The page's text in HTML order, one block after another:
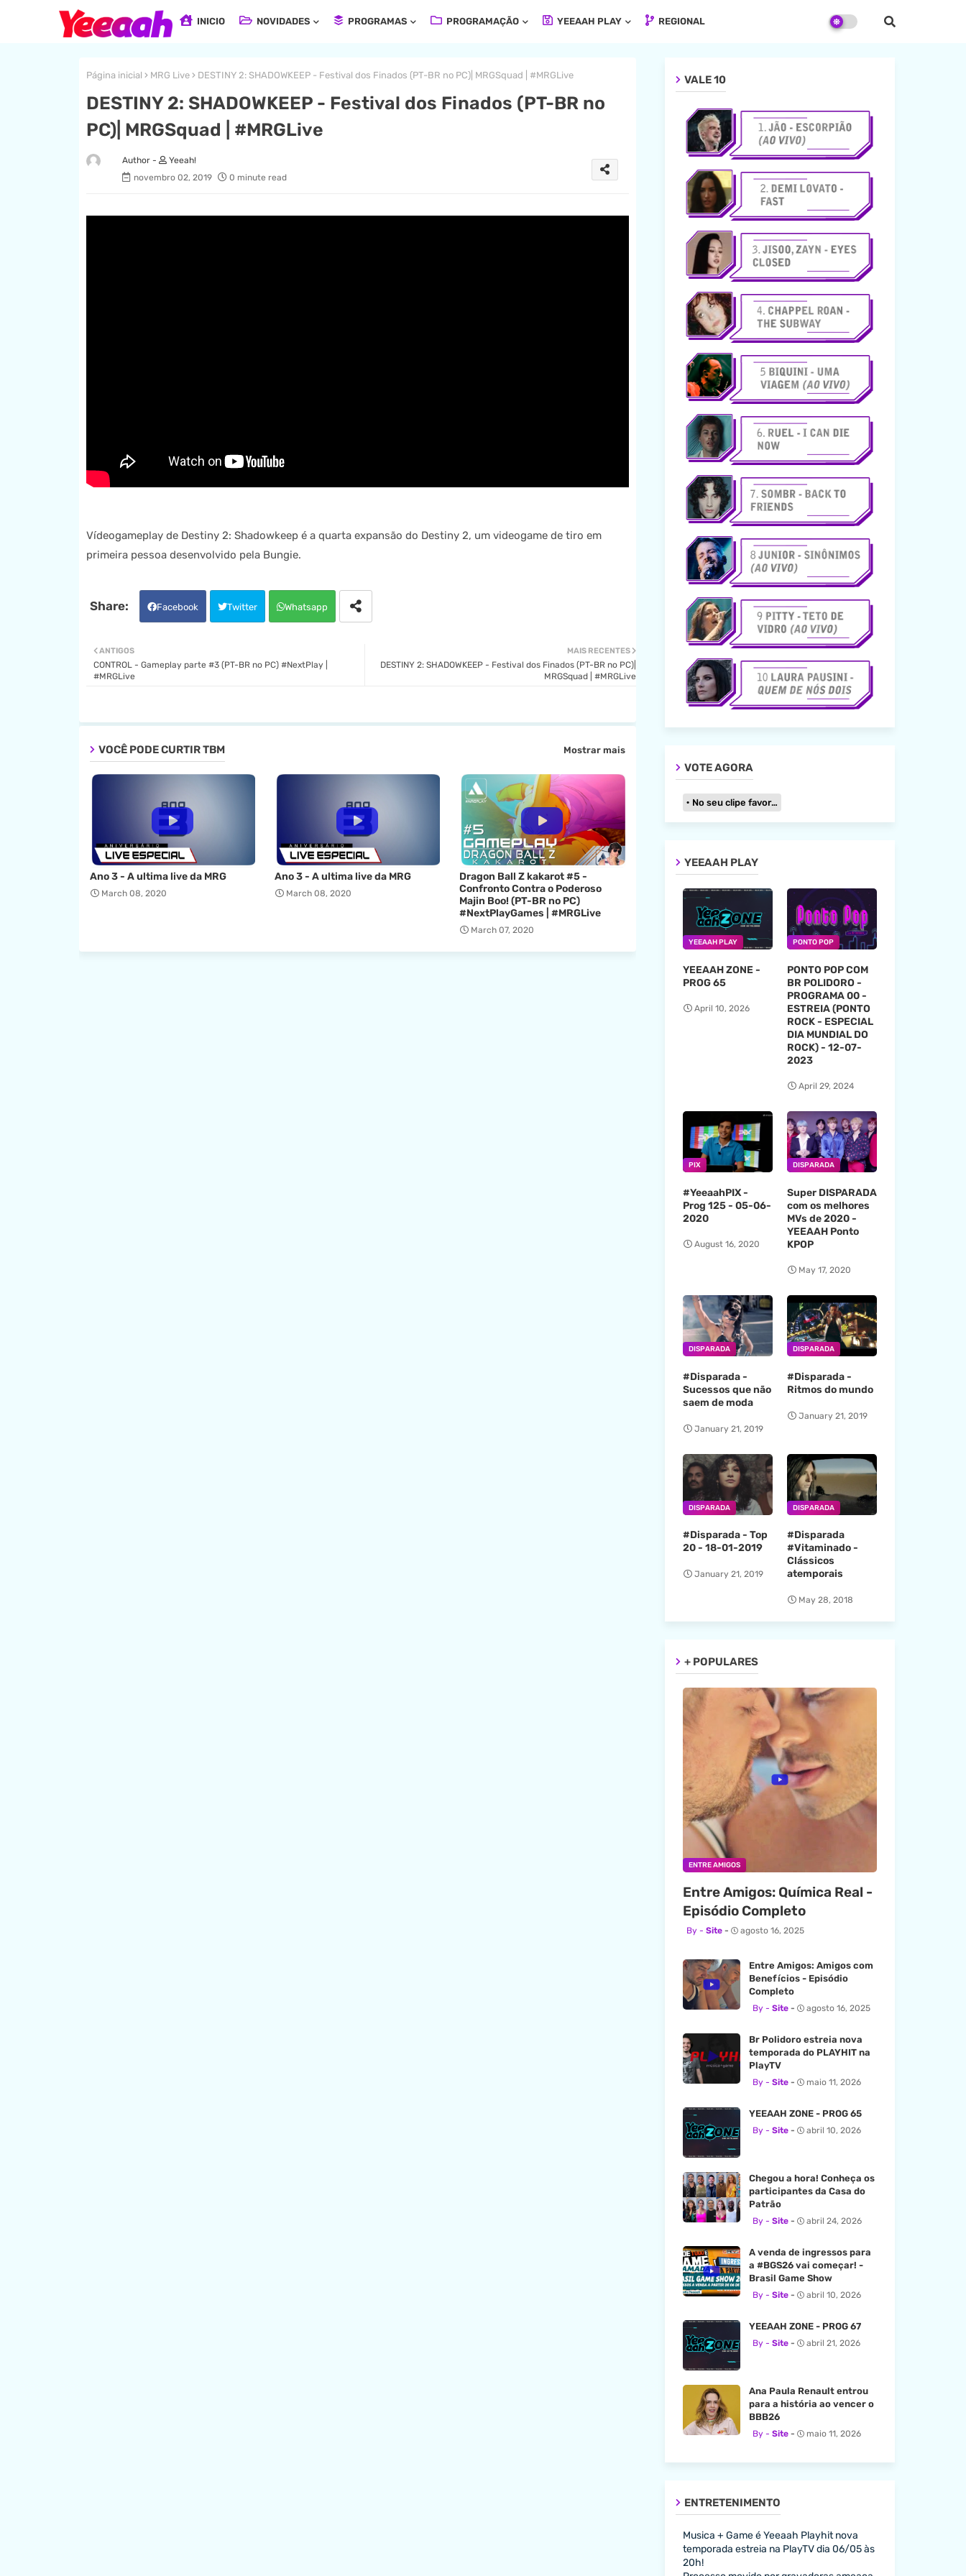
INICIO NOVIDADES PROGRAMAS PROGRAMAÇÃO YEEAAH PLAY REGIONAL
Página inicial MRG Live DESTINY 2: SHADOWKEEP - Festival dos Finados (PT-BR no PC)| MRGSquad | #MRGLive
DESTINY 2: SHADOWKEEP - Festival dos Finados (PT-BR no
PC)| MRGSquad | #MRGLive
Yeeah!
novembro 02, 2019
0 minute read
Vídeogameplay de Destiny 2: Shadowkeep é a quarta expansão do Destiny 2, um videogame de tiro em
primeira pessoa desenvolvido pela Bungie.
Facebook Twitter Whatsapp
MAIS RECENTES
DESTINY 2: SHADOWKEEP - Festival dos Finados (PT-BR no PC)|
MRGSquad | #MRGLive
ANTIGOS
CONTROL - Gameplay parte #3 (PT-BR no PC) #NextPlay |
#MRGLive
VOCÊ PODE CURTIR TBM Mostrar mais
Ano 3 - A ultima live da MRG
March 08, 2020
Ano 3 - A ultima live da MRG
March 08, 2020
Dragon Ball Z kakarot #5 -
Confronto Contra o Poderoso
Majin Boo! (PT-BR no PC)
#NextPlayGames | #MRGLive
March 07, 2020
VALE 10
VOTE AGORA
No seu clipe favorito
YEEAAH PLAY
YEEAAH PLAY
YEEAAH ZONE -
PROG 65
April 10, 2026
PONTO POP
PONTO POP COM
BR POLIDORO -
PROGRAMA 00 -
ESTREIA (PONTO
ROCK - ESPECIAL
DIA MUNDIAL DO
ROCK) - 12-07-
2023
April 29, 2024
PIX
#YeeaahPIX -
Prog 125 - 05-06-
2020
August 16, 2020
DISPARADA
Super DISPARADA
com os melhores
MVs de 2020 -
YEEAAH Ponto
KPOP
May 17, 2020
DISPARADA
#Disparada -
Sucessos que não
saem de moda
January 21, 2019
DISPARADA
#Disparada -
Ritmos do mundo
January 21, 2019
DISPARADA
#Disparada - Top
20 - 18-01-2019
January 21, 2019
DISPARADA
#Disparada
#Vitaminado -
Clássicos
atemporais
May 28, 2018
+ POPULARES
ENTRE AMIGOS
Entre Amigos: Química Real -
Episódio Completo
Site agosto 16, 2025
Entre Amigos: Amigos com
Benefícios - Episódio
Completo
Site agosto 16, 2025
Br Polidoro estreia nova
temporada do PLAYHIT na
PlayTV
Site maio 11, 2026
YEEAAH ZONE - PROG 65
Site abril 10, 2026
Chegou a hora! Conheça os
participantes da Casa do
Patrão
Site abril 24, 2026
A venda de ingressos para
a #BGS26 vai começar! -
Brasil Game Show
Site abril 10, 2026
YEEAAH ZONE - PROG 67
Site abril 21, 2026
Ana Paula Renault entrou
para a história ao vencer o
BBB26
Site maio 11, 2026
ENTRETENIMENTO
Musica + Game é Yeeaah Playhit nova
temporada estreia na PlayTV dia 06/05 às
20h!